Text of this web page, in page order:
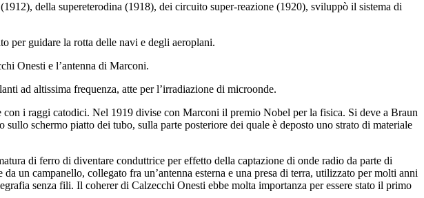
della supereterodina (1918), dei circuito super-reazione (1920), sviluppò il sistema di
per guidare la rotta delle navi e degli aeroplani.
Onesti e l’antenna di Marconi.
ad altissima frequenza, atte per l’irradiazione di microonde.
i raggi catodici. Nel 1919 divise con Marconi il premio Nobel per la fisica. Si deve a Braun
schermo piatto dei tubo, sulla parte posteriore dei quale è deposto uno strato di materiale
di ferro di diventare conduttrice per effetto della captazione di onde radio da parte di
un campanello, collegato fra un’antenna esterna e una presa di terra, utilizzato per molti anni
senza fili. Il coherer di Calzecchi Onesti ebbe molta importanza per essere stato il primo